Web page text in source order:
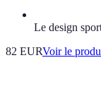
Le design
82 EURVoir le